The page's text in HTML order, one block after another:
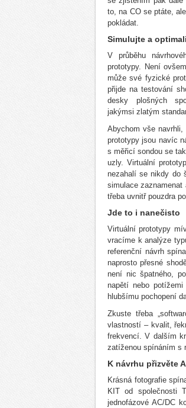
to, na CO se ptáte,
pokládat.
Simulujte a
V průběhu
prototypy. Není
může své fyzické
přijde na testování
desky plošných
jakýmsi zlatým
Abychom vše
prototypy jsou navíc
s měřicí sondou se
uzly. Virtuální
nezahalí se nikdy do
simulace
třeba uvnitř pouzdra
Jde to i nanečisto
Virtuální prototypy
vracíme k analýze
referenční návrh
naprosto přesné
není nic špatného,
napětí nebo
hlubšímu pochopení
Zkuste třeba
vlastností – kvalit,
frekvencí. V dalším
zatíženou spínáním s
K návrhu přizvěte
Krásná fotografie
KIT od společnosti
jednofázové AC/DC